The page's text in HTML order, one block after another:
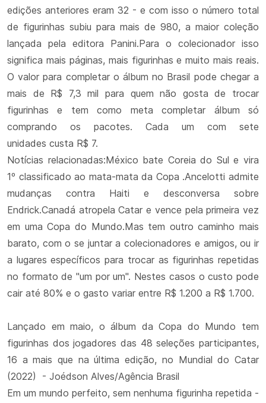
edições anteriores eram 32 - e com isso o número total
de figurinhas subiu para mais de 980, a maior coleção
lançada pela editora Panini.Para o colecionador isso
significa mais páginas, mais figurinhas e muito mais reais.
O valor para completar o álbum no Brasil pode chegar a
mais de R$ 7,3 mil para quem não gosta de trocar
figurinhas e tem como meta completar álbum só
comprando os pacotes. Cada um com sete
unidades custa R$ 7.
Notícias relacionadas:México bate Coreia do Sul e vira
1º classificado ao mata-mata da Copa .Ancelotti admite
mudanças contra Haiti e desconversa sobre
Endrick.Canadá atropela Catar e vence pela primeira vez
em uma Copa do Mundo.Mas tem outro caminho mais
barato, com o se juntar a colecionadores e amigos, ou ir
a lugares específicos para trocar as figurinhas repetidas
no formato de "um por um". Nestes casos o custo pode
cair até 80% e o gasto variar entre R$ 1.200 a R$ 1.700.
Lançado em maio, o álbum da Copa do Mundo tem
figurinhas dos jogadores das 48 seleções participantes,
16 a mais que na última edição, no Mundial do Catar
(2022) - Joédson Alves/Agência Brasil
Em um mundo perfeito, sem nenhuma figurinha repetida -